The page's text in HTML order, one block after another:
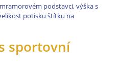
podstavci, výška s
potisku štítku na
sportovní